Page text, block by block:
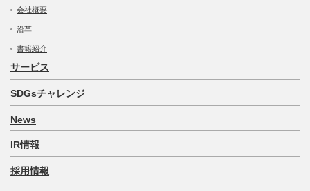
会社概要
沿革
書籍紹介
サービス
SDGsチャレンジ
News
IR情報
採用情報